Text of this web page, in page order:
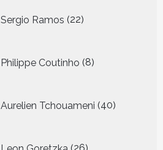
Sergio Ramos 22
producten
Philippe Coutinho 8
producten
Aurelien Tchouameni 40
producten